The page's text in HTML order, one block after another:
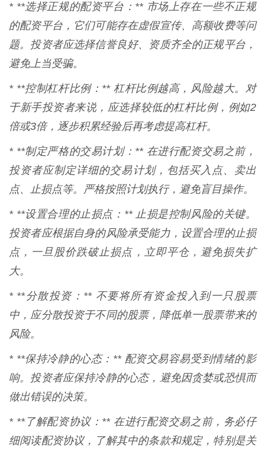
* **选择正规的配资平台：** 市场上存在一些不正规
的配资平台，它们可能存在虚假宣传、高额收费等问
题。投资者应选择信誉良好、资质齐全的正规平台，
避免上当受骗。
* **控制杠杆比例：** 杠杆比例越高，风险越大。对
于新手投资者来说，应选择较低的杠杆比例，例如2
倍或3倍，逐步积累经验后再考虑提高杠杆。
* **制定严格的交易计划：** 在进行配资交易之前，
投资者应制定详细的交易计划，包括买入点、卖出
点、止损点等。严格按照计划执行，避免盲目操作。
* **设置合理的止损点：** 止损是控制风险的关键。
投资者应根据自身的风险承受能力，设置合理的止损
点，一旦股价跌破止损点，立即平仓，避免损失扩
大。
* **分散投资：** 不要将所有资金投入到一只股票
中，应分散投资于不同的股票，降低单一股票带来的
风险。
* **保持冷静的心态：** 配资交易容易受到情绪的影
响。投资者应保持冷静的心态，避免因贪婪或恐惧而
做出错误的决策。
* **了解配资协议：** 在进行配资交易之前，务必仔
细阅读配资协议，了解其中的条款和规定，特别是关